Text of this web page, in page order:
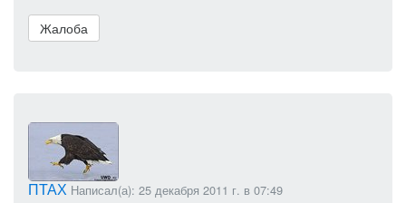
Жалоба
ПТАХ Написал(а): 25 декабря 2011 г. в 07:49